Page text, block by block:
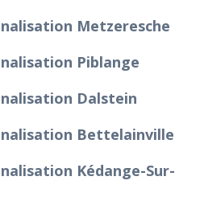
Metzeresche
Piblange
Dalstein
Bettelainville
Kédange-Sur-